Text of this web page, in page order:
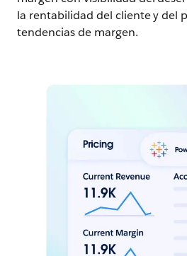
la rentabilidad del cliente y del
tendencias de margen.